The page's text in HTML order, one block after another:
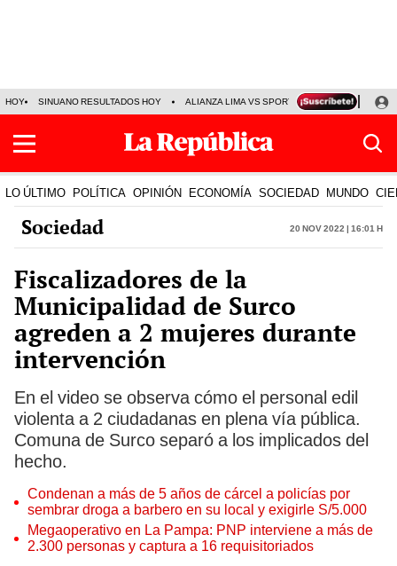
HOY SINUANO RESULTADOS HOY ALIANZA LIMA VS SPORT BOYS JORGE
LO ÚLTIMO POLÍTICA OPINIÓN ECONOMÍA SOCIEDAD MUNDO
Sociedad 20 Nov 2022 | 16:01 h
Fiscalizadores de la
Municipalidad de Surco
agreden a 2 mujeres durante
intervención
En el video se observa cómo el personal edil
violenta a 2 ciudadanas en plena vía pública.
Comuna de Surco separó a los implicados del
hecho.
Condenan a más de 5 años de cárcel a policías por
sembrar droga a barbero en su local y exigirle S/5.000
Megaoperativo en La Pampa: PNP interviene a más de
2.300 personas y captura a 16 requisitoriados